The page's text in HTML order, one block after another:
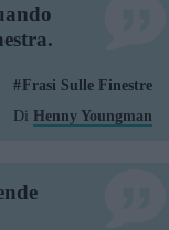
Frasi Sulle Finestre
Di Henny Youngman